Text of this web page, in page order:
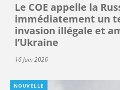
Le COE appelle la
immédiatement un
invasion illégale et
l’Ukraine
16 Juin 2026
NOUVELLE